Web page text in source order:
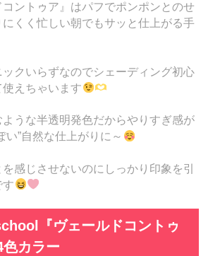
ントゥア』はパフでポンポンとのせ
くく忙しい朝でもサッと仕上がる手
クいらずなのでシェーディング初心
えちゃいます
うな半透明発色だからやりすぎ感が
い”自然な仕上がりに～
感じさせないのにしっかり印象を引
す
『ヴェールドコントゥ
カラー